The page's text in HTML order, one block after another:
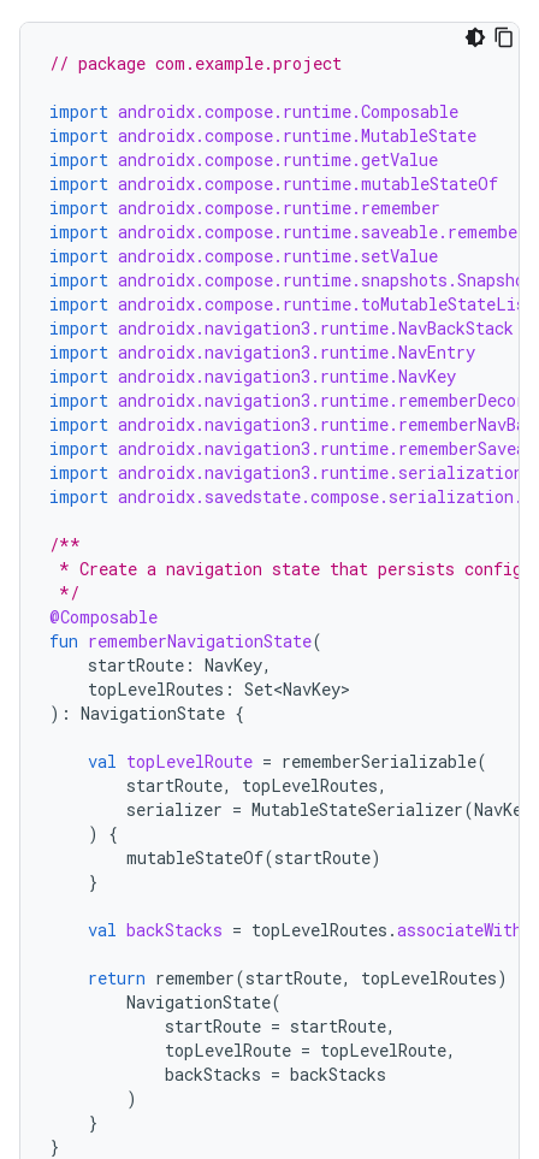
// package com.example.project
import androidx.compose.runtime.Composable
import androidx.compose.runtime.MutableState
import androidx.compose.runtime.getValue
import androidx.compose.runtime.mutableStateOf
import androidx.compose.runtime.remember
import
import androidx.compose.runtime.setValue
import
import androidx.compose.runtime.toMutableStateList
import androidx.navigation3.runtime.NavBackStack
import androidx.navigation3.runtime.NavEntry
import androidx.navigation3.runtime.NavKey
import
import
import
import
import
/**
* Create a navigation state that persists config
*/
@Composable
fun rememberNavigationState(
startRoute : NavKey,
topLevelRoutes : Set<NavKey>
): NavigationState {
val topLevelRoute = rememberSerializable(
startRoute, topLevelRoutes,
serializer = MutableStateSerializer(
)
{
mutableStateOf(startRoute)
}
val backStacks = topLevelRoutes .associateWith
return remember(startRoute, topLevelRoutes)
NavigationState(
startRoute = startRoute,
topLevelRoute = topLevelRoute,
backStacks = backStacks
)
}
}